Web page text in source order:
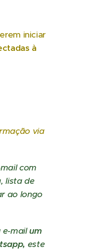
iniciar
à
via
com
lista de
ao longo
e-mailum
este